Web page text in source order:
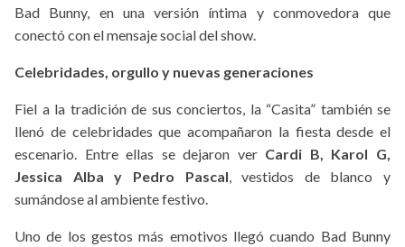
Bad Bunny, en una versión íntima y conmovedora que
conectó con el mensaje social del show.
Celebridades, orgullo y nuevas generaciones
Fiel a la tradición de sus conciertos, la “Casita” también se
llenó de celebridades que acompañaron la fiesta desde el
escenario. Entre ellas se dejaron ver Cardi B, Karol G,
Jessica Alba y Pedro Pascal, vestidos de blanco y
sumándose al ambiente festivo.
Uno de los gestos más emotivos llegó cuando Bad Bunny